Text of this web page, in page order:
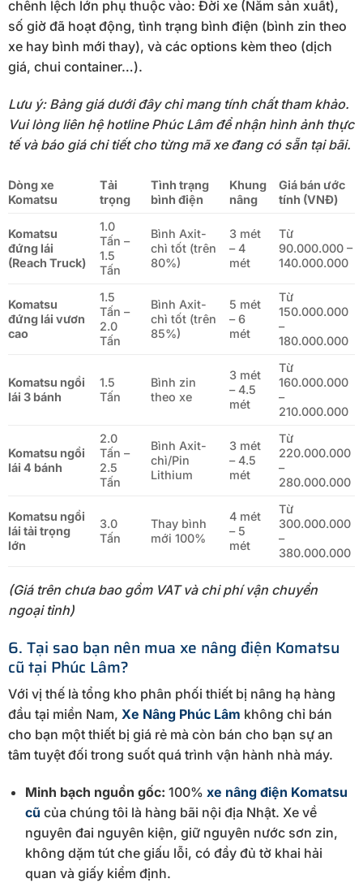
chênh lệch lớn phụ thuộc vào: Đời xe (Năm sản xuất),
số giờ đã hoạt động, tình trạng bình điện (bình zin theo
xe hay bình mới thay), và các options kèm theo (dịch
giá, chui container…).
Lưu ý: Bảng giá dưới đây chỉ mang tính chất tham khảo.
Vui lòng liên hệ hotline Phúc Lâm để nhận hình ảnh thực
tế và báo giá chi tiết cho từng mã xe đang có sẵn tại bãi.
Dòng xe
Komatsu
Tải
trọng
Tình trạng
bình điện
Khung
nâng
Giá bán ước
tính (VNĐ)
Komatsu
đứng lái
(Reach Truck)
1.0
Tấn –
1.5
Tấn
Bình Axit-
chì tốt (trên
80%)
3 mét
– 4
mét
Từ
90.000.000 –
140.000.000
Komatsu
đứng lái vươn
cao
1.5
Tấn –
2.0
Tấn
Bình Axit-
chì tốt (trên
85%)
5 mét
– 6
mét
Từ
150.000.000
–
180.000.000
Komatsu ngồi
lái 3 bánh
1.5
Tấn
Bình zin
theo xe
3 mét
– 4.5
mét
Từ
160.000.000
–
210.000.000
Komatsu ngồi
lái 4 bánh
2.0
Tấn –
2.5
Tấn
Bình Axit-
chì/Pin
Lithium
3 mét
– 4.5
mét
Từ
220.000.000
–
280.000.000
Komatsu ngồi
lái tải trọng
lớn
3.0
Tấn
Thay bình
mới 100%
4 mét
– 5
mét
Từ
300.000.000
–
380.000.000
(Giá trên chưa bao gồm VAT và chi phí vận chuyển
ngoại tỉnh)
6. Tại sao bạn nên mua xe nâng điện Komatsu
cũ tại Phúc Lâm?
Với vị thế là tổng kho phân phối thiết bị nâng hạ hàng
đầu tại miền Nam, Xe Nâng Phúc Lâm không chỉ bán
cho bạn một thiết bị giá rẻ mà còn bán cho bạn sự an
tâm tuyệt đối trong suốt quá trình vận hành nhà máy.
Minh bạch nguồn gốc: 100% xe nâng điện Komatsu
cũ của chúng tôi là hàng bãi nội địa Nhật. Xe về
nguyên đai nguyên kiện, giữ nguyên nước sơn zin,
không dặm tút che giấu lỗi, có đầy đủ tờ khai hải
quan và giấy kiểm định.